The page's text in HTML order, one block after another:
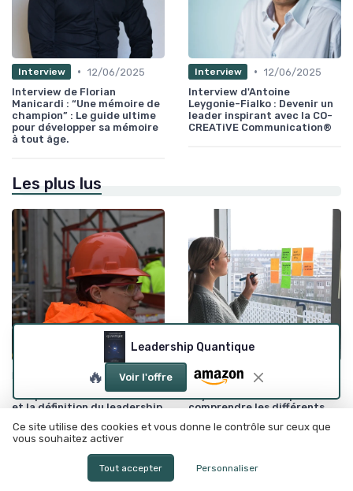
Interview • 12/06/2025
Interview de Florian
Manicardi : “Une mémoire de
champion” : Le guide ultime
pour développer sa mémoire
à tout âge.
Interview • 12/06/2025
Interview d'Antoine
Leygonie-Fialko : Devenir un
leader inspirant avec la CO-
CREATiVE Communication®
Les plus lus
•
12/06/2025
Comprendre le rôle du leader
et la définition du leadership
Styles de leadership
comprendre les différents
l'entreprise
Leadership Quantique
🔥 Voir l'offre
Ce site utilise des cookies et vous donne le contrôle sur ceux que
vous souhaitez activer
Tout accepter Personnaliser